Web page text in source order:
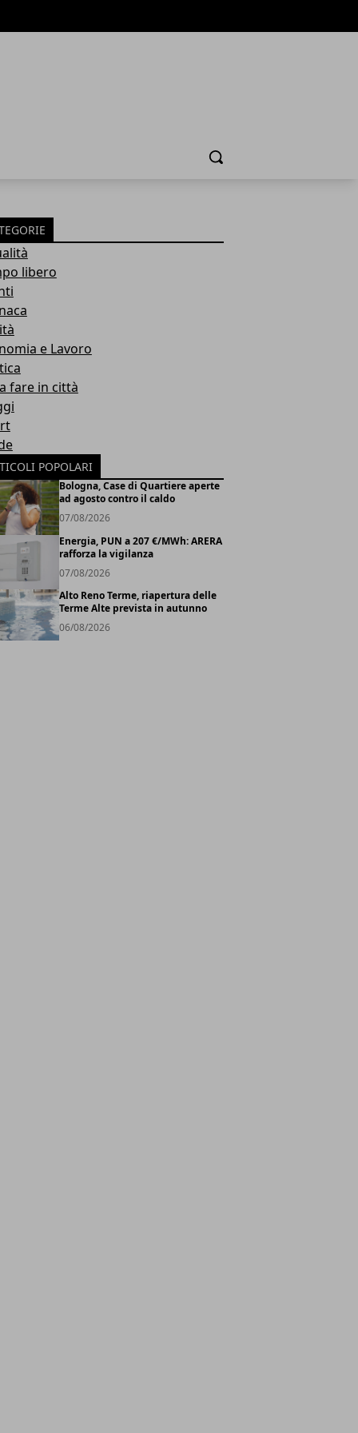
Cerca
libero
e Lavoro
fare in città
POPOLARI
Bologna, Case di Quartiere aperte
ad agosto contro il caldo
07/08/2026
Energia, PUN a 207 €/MWh: ARERA
rafforza la vigilanza
07/08/2026
Alto Reno Terme, riapertura delle
Terme Alte prevista in autunno
06/08/2026